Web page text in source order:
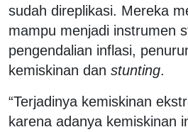
sudah direplikasi. Mereka
mampu menjadi instrumen
pengendalian inflasi,
kemiskinan dan stunting.
“Terjadinya kemiskinan
karena adanya kemiskinan